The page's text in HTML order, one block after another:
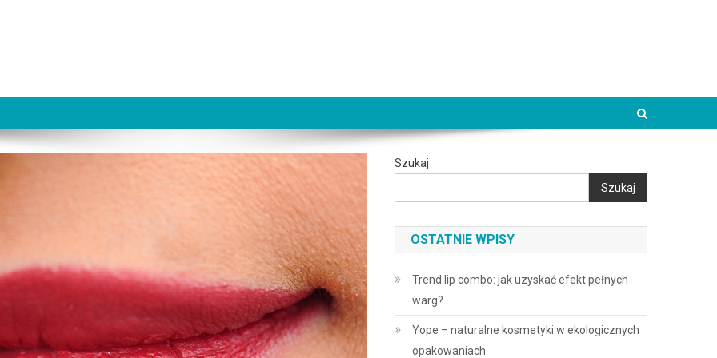
Szukaj
Szukaj
OSTATNIE WPISY
Trend lip combo: jak uzyskać efekt pełnych
warg?
Yope – naturalne kosmetyki w ekologicznych
opakowaniach